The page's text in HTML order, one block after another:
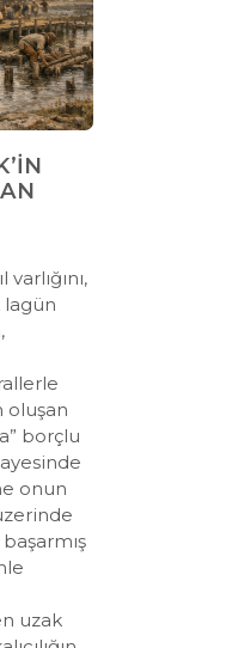
lagün
oluşan
borçlu
onun
uzak